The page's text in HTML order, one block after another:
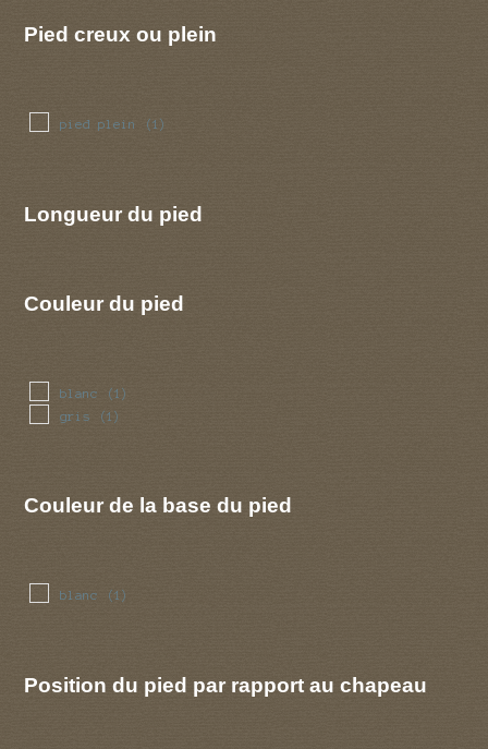
Pied creux ou plein
pied plein (1)
Longueur du pied
Couleur du pied
blanc (1)
gris (1)
Couleur de la base du pied
blanc (1)
Position du pied par rapport au chapeau